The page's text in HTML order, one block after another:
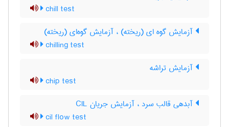
chill test
آزمایش گوه ای (ریخته) ، آزمایش گوه‌ای (ریخته)
chilling test
آزمایش تراشه
chip test
آبدهی قالب سرد ، آزمایش جریان CIL
cil flow test